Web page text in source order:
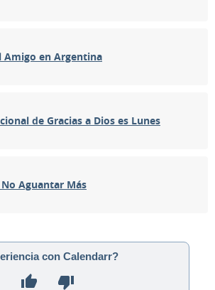
Amigo en Argentina
de Gracias a Dios es Lunes
No Aguantar Más
con Calendarr?